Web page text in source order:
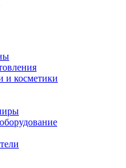
и косметики